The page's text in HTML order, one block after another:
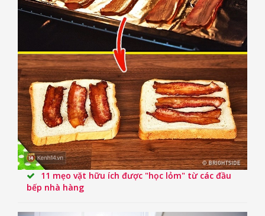
11 mẹo vặt hữu ích được "học lỏm" từ các đầu
bếp nhà hàng